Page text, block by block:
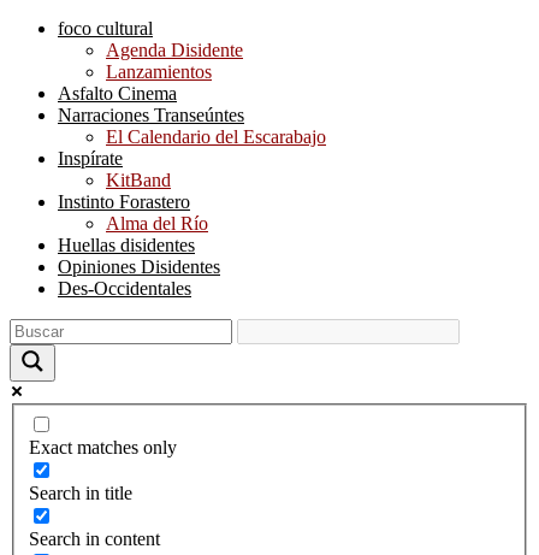
foco cultural
Agenda Disidente
Lanzamientos
Asfalto Cinema
Narraciones Transeúntes
El Calendario del Escarabajo
Inspírate
KitBand
Instinto Forastero
Alma del Río
Huellas disidentes
Opiniones Disidentes
Des-Occidentales
Exact matches only
Search in title
Search in content